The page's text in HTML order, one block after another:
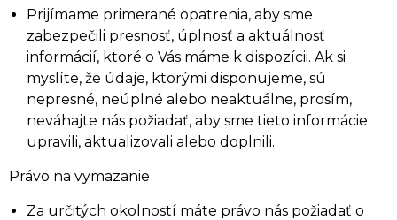
Prijímame primerané opatrenia, aby sme
zabezpečili presnosť, úplnosť a aktuálnosť
informácií, ktoré o Vás máme k dispozícii. Ak si
myslíte, že údaje, ktorými disponujeme, sú
nepresné, neúplné alebo neaktuálne, prosím,
neváhajte nás požiadať, aby sme tieto informácie
upravili, aktualizovali alebo doplnili.
Právo na vymazanie
Za určitých okolností máte právo nás požiadať o